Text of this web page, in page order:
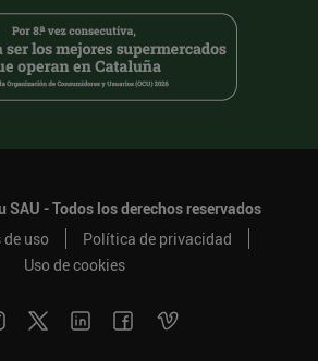
SAU - Todos los derechos reservados
uso
Política de privacidad
Uso de cookies